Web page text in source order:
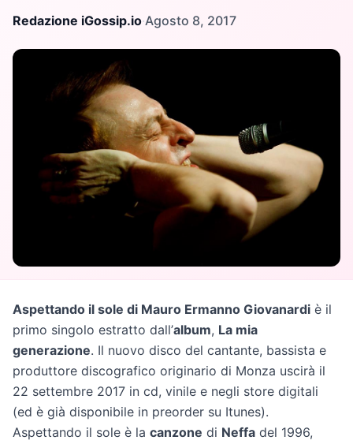
Redazione iGossip.io·Agosto 8, 2017
Aspettando il sole di Mauro Ermanno Giovanardi è il
primo singolo estratto dall’album, La mia
generazione. Il nuovo disco del cantante, bassista e
produttore discografico originario di Monza uscirà il
22 settembre 2017 in cd, vinile e negli store digitali
(ed è già disponibile in preorder su Itunes).
Aspettando il sole è la canzone di Neffa del 1996,